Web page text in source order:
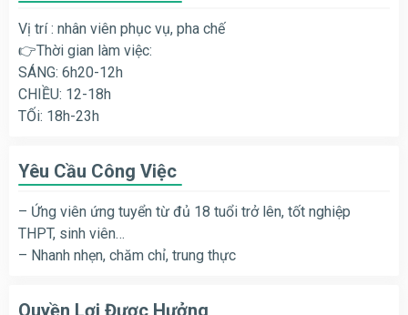
Vị trí : nhân viên phục vụ, pha chế
👉Thời gian làm việc:
SÁNG: 6h20-12h
CHIỀU: 12-18h
TỐi: 18h-23h
Yêu Cầu Công Việc
– Ứng viên ứng tuyển từ đủ 18 tuổi trở lên, tốt nghiệp
THPT, sinh viên…
– Nhanh nhẹn, chăm chỉ, trung thực
Quyền Lợi Được Hưởng